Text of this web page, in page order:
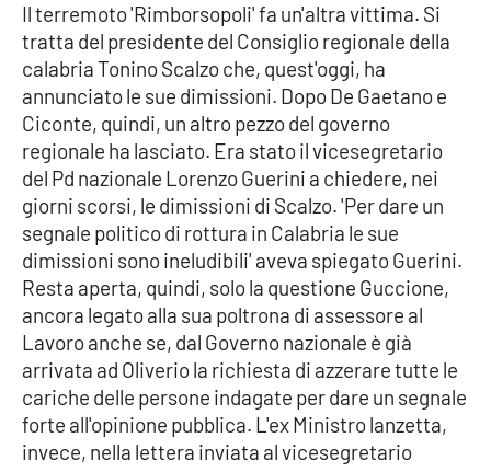
Cultura
Economia e Lavoro
Politica
Sanità
Società
Sport
RUBRICHE
Good Morning Vietnam
Il terremoto 'Rimborsopoli' fa un'altra vittima. Si
tratta del presidente del Consiglio regionale della
calabria Tonino Scalzo che, quest'oggi, ha
annunciato le sue dimissioni. Dopo De Gaetano e
Ciconte, quindi, un altro pezzo del governo
regionale ha lasciato. Era stato il vicesegretario
del Pd nazionale Lorenzo Guerini a chiedere, nei
giorni scorsi, le dimissioni di Scalzo. 'Per dare un
segnale politico di rottura in Calabria le sue
dimissioni sono ineludibili' aveva spiegato Guerini.
Resta aperta, quindi, solo la questione Guccione,
ancora legato alla sua poltrona di assessore al
Lavoro anche se, dal Governo nazionale è già
arrivata ad Oliverio la richiesta di azzerare tutte le
cariche delle persone indagate per dare un segnale
forte all'opinione pubblica. L'ex Ministro lanzetta,
invece, nella lettera inviata al vicesegretario